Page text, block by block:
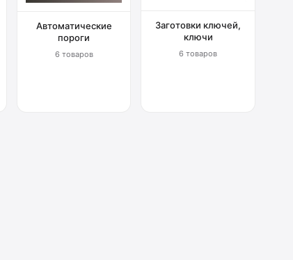
Автоматические
пороги
6 товаров
Заготовки ключей,
ключи
6 товаров